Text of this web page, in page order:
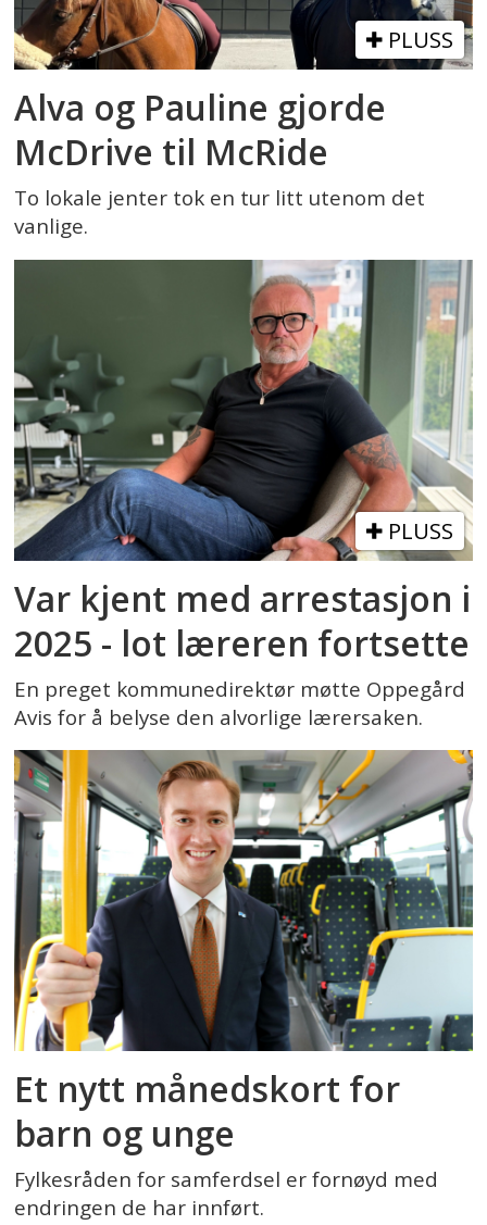
PLUSS
Alva og Pauline gjorde
McDrive til McRide
To lokale jenter tok en tur litt utenom det
vanlige.
PLUSS
Var kjent med arrestasjon i
2025 - lot læreren fortsette
En preget kommunedirektør møtte Oppegård
Avis for å belyse den alvorlige lærersaken.
Et nytt månedskort for
barn og unge
Fylkesråden for samferdsel er fornøyd med
endringen de har innført.